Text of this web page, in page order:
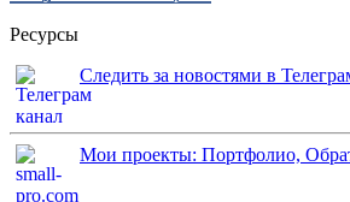
Ресурсы
Следить за новостями в
Мои проекты: Портфолио,